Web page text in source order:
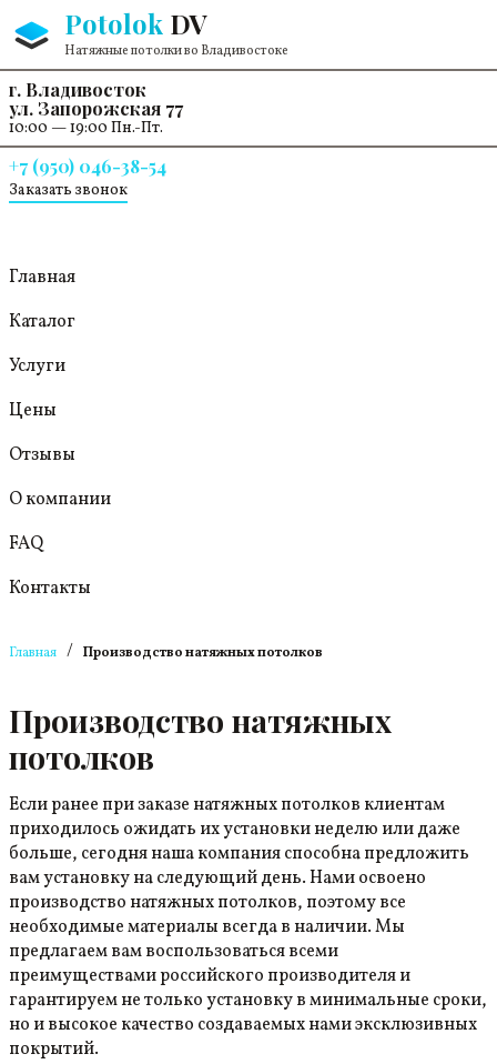
Перейти к содержанию
Potolok DV
Натяжные потолки во Владивостоке
г. Владивосток
ул. Запорожская 77
10:00 — 19:00 Пн.-Пт.
+7 (950) 046-38-54
Заказать звонок
Главная
Каталог
Услуги
Цены
Отзывы
О компании
FAQ
Контакты
Главная / Производство натяжных потолков
Производство натяжных
потолков
Если ранее при заказе натяжных потолков клиентам
приходилось ожидать их установки неделю или даже
больше, сегодня наша компания способна предложить
вам установку на следующий день. Нами освоено
производство натяжных потолков, поэтому все
необходимые материалы всегда в наличии. Мы
предлагаем вам воспользоваться всеми
преимуществами российского производителя и
гарантируем не только установку в минимальные сроки,
но и высокое качество создаваемых нами эксклюзивных
покрытий.